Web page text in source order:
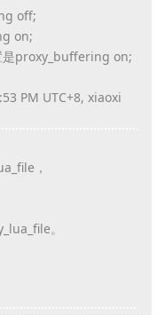
off;
on;
proxy_ buffering on;
PM UTC+8, xiaoxi
file，
file。